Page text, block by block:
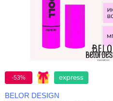
-53% express
BELOR DESIGN